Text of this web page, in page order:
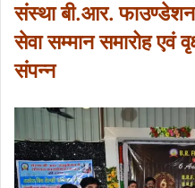
संस्था बी.आर.
सेवा सम्मान समारोह एवं
संपन्न